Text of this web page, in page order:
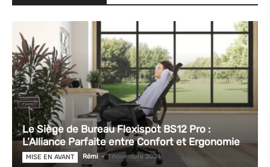
Le Siège de Bureau Flexispot BS12 Pro :
L’Alliance Parfaite entre Confort et Ergonomie
MISE EN AVANT Rémi - 1 novembre 2024